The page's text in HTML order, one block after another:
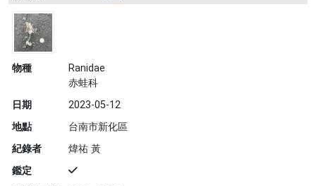
物種
Ranidae
赤蛙科
日期
2023-05-12
地點
台南市新化區
紀錄者
煒祐 黃
鑑定